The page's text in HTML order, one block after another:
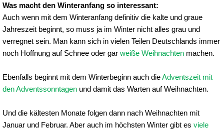
Was macht den Winteranfang so interessant:
Auch wenn mit dem Winteranfang definitiv die kalte und graue
Jahreszeit beginnt, so muss ja im Winter nicht alles grau und
verregnet sein. Man kann sich in vielen Teilen Deutschlands immer
noch Hoffnung auf Schnee oder gar weiße Weihnachten machen.
Ebenfalls beginnt mit dem Winterbeginn auch dieAdventszeit mit
den Adventssonntagen und damit das Warten auf Weihnachten.
Und die kältesten Monate folgen dann nach Weihnachten mit
Januar und Februar. Aber auch im höchsten Winter gibt es viele